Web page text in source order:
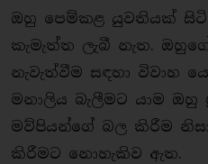
ඔහු පෙම්කළ යුවතියක්
කැමැත්ත ලැබී නැත.
නැවැත්වීම සඳහා විවාහ
මනාලිය බැලීමට යාම ඔහු
මව්පියන්ගේ බල කිරීම
කිරීමට නොහැකිව ඇත.